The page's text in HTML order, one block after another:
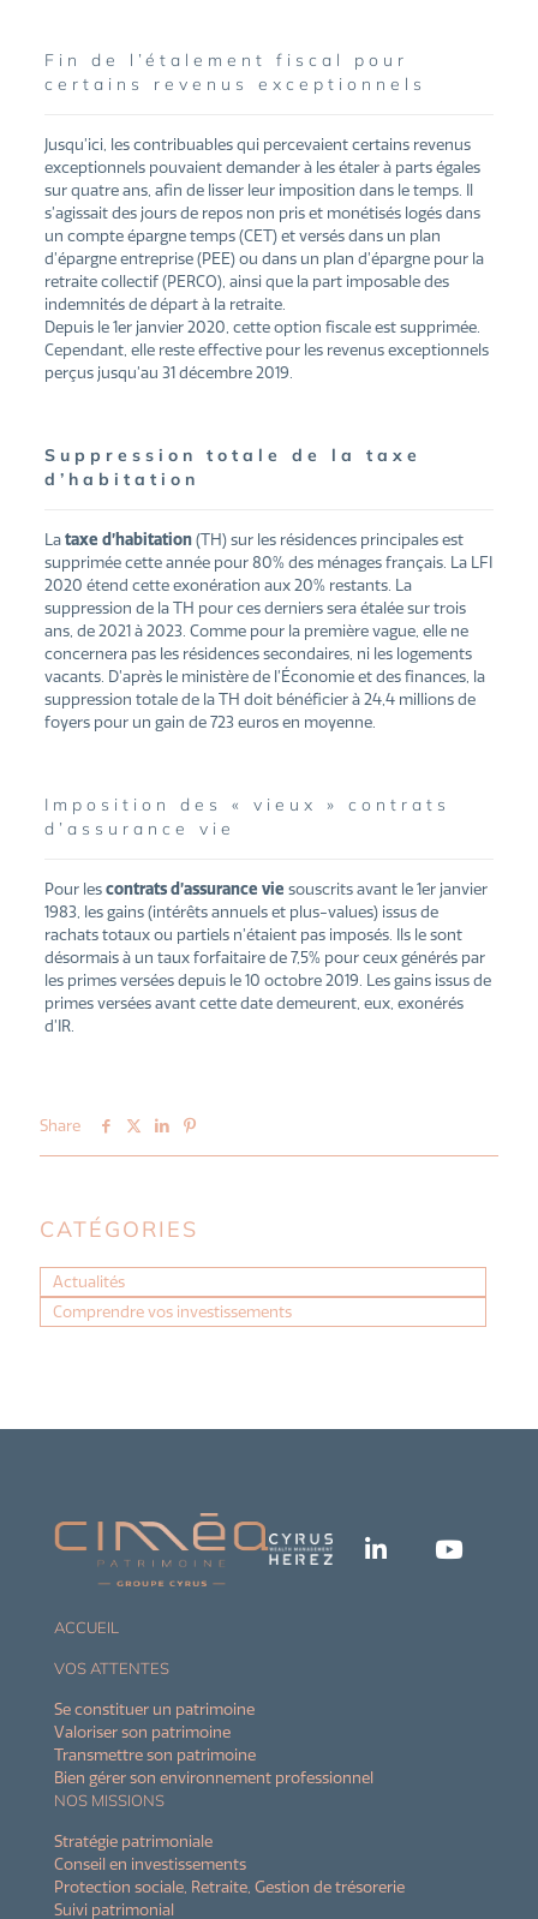
Fin de l’étalement fiscal pour
certains revenus exceptionnels
Jusqu’ici, les contribuables qui percevaient certains revenus
exceptionnels pouvaient demander à les étaler à parts égales
sur quatre ans, afin de lisser leur imposition dans le temps. Il
s’agissait des jours de repos non pris et monétisés logés dans
un compte épargne temps (CET) et versés dans un plan
d’épargne entreprise (PEE) ou dans un plan d’épargne pour la
retraite collectif (PERCO), ainsi que la part imposable des
indemnités de départ à la retraite.
Depuis le 1er janvier 2020, cette option fiscale est supprimée.
Cependant, elle reste effective pour les revenus exceptionnels
perçus jusqu’au 31 décembre 2019.
Suppression totale de la taxe
d’habitation
Lataxe d’habitation(TH) sur les résidences principales est
supprimée cette année pour 80% des ménages français. La LFI
2020 étend cette exonération aux 20% restants. La
suppression de la TH pour ces derniers sera étalée sur trois
ans, de 2021 à 2023. Comme pour la première vague, elle ne
concernera pas les résidences secondaires, ni les logements
vacants. D’après le ministère de l’Économie et des finances, la
suppression totale de la TH doit bénéficier à 24,4 millions de
foyers pour un gain de 723 euros en moyenne.
Imposition des « vieux » contrats
d’assurance vie
Pour lescontrats d’assurance vie souscrits avant le 1er janvier
1983, les gains (intérêts annuels et plus-values) issus de
rachats totaux ou partiels n’étaient pas imposés. Ils le sont
désormais à un taux forfaitaire de 7,5% pour ceux générés par
les primes versées depuis le 10 octobre 2019. Les gains issus de
primes versées avant cette date demeurent, eux, exonérés
d’IR.
Share
CATÉGORIES
Actualités
Comprendre vos investissements
ACCUEIL
VOS ATTENTES
Se constituer un patrimoine
Valoriser son patrimoine
Transmettre son patrimoine
Bien gérer son environnement professionnel
NOS MISSIONS
Stratégie patrimoniale
Conseil en investissements
Protection sociale, Retraite, Gestion de trésorerie
Suivi patrimonial